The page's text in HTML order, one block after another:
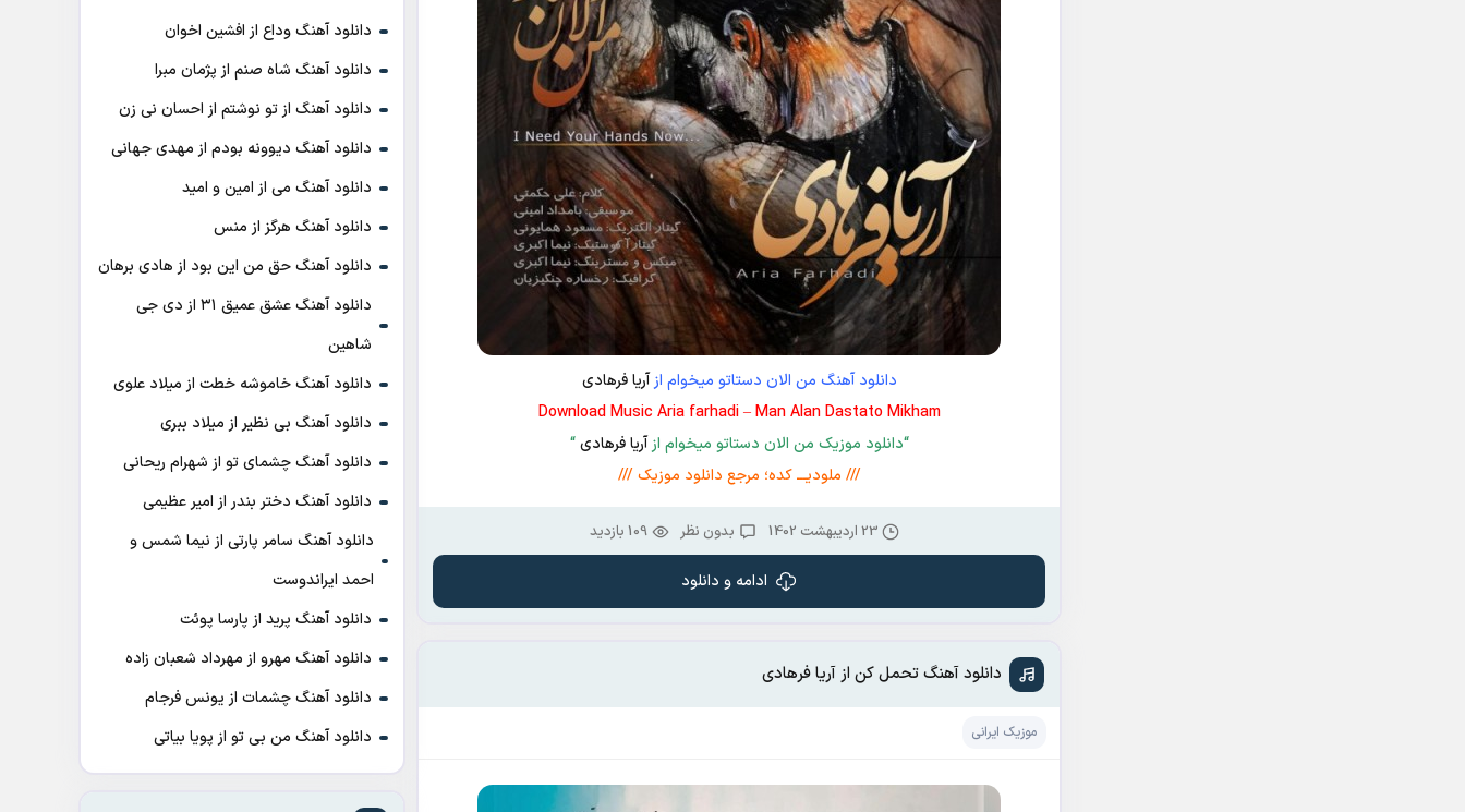
دانلود آهنگ من الان دستاتو میخوام ازآریا فرهادی
Download Music Aria farhadi – Man Alan Dastato Mikham
“دانلود موزیک من الان دستاتو میخوام ازآریا فرهادی“
/// ملودیـــ کده؛ مرجع دانلود موزیک ///
23 اردیبهشت 1402 بدون نظر 109 بازدید
ادامه و دانلود
دانلود آهنگ تحمل کن از آریا فرهادی
موزیک ایرانی
دانلود آهنگ وداع از افشين اخوان
دانلود آهنگ شاه صنم از پژمان مبرا
دانلود آهنگ از تو نوشتم از احسان نی زن
دانلود آهنگ دیوونه بودم از مهدی جهانی
دانلود آهنگ می از امین و امید
دانلود آهنگ هرگز از منس
دانلود آهنگ حق من این بود از هادی برهان
دانلود آهنگ عشق عمیق ۳۱ از دی جی
شاهین
دانلود آهنگ خاموشه خطت از میلاد علوی
دانلود آهنگ بی نظیر از میلاد ببری
دانلود آهنگ چشمای تو از شهرام ریحانی
دانلود آهنگ دختر بندر از امیر عظیمی
دانلود آهنگ سامر پارتی از نیما شمس و
احمد ایراندوست
دانلود آهنگ پرید از پارسا پوئت
دانلود آهنگ مهرو از مهرداد شعبان زاده
دانلود آهنگ چشمات از یونس فرجام
دانلود آهنگ من بی تو از پویا بیاتی